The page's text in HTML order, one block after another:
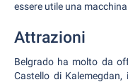
essere utile una
Attrazioni
Belgrado ha molto da
Castello di